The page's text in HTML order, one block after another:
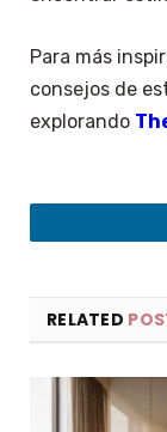
Para más
consejos de
explorando
RELATED